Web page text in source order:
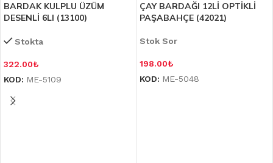
BARDAK KULPLU ÜZÜM
DESENLİ 6LI (13100)
Stokta
322.00₺
KOD: ME-5109
ÇAY BARDAĞI 12Lİ OPTİKLİ
PAŞABAHÇE (42021)
Stok Sor
198.00₺
KOD: ME-5048